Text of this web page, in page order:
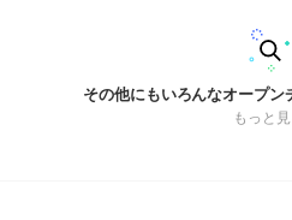
その他にもいろんなオープ
もっと